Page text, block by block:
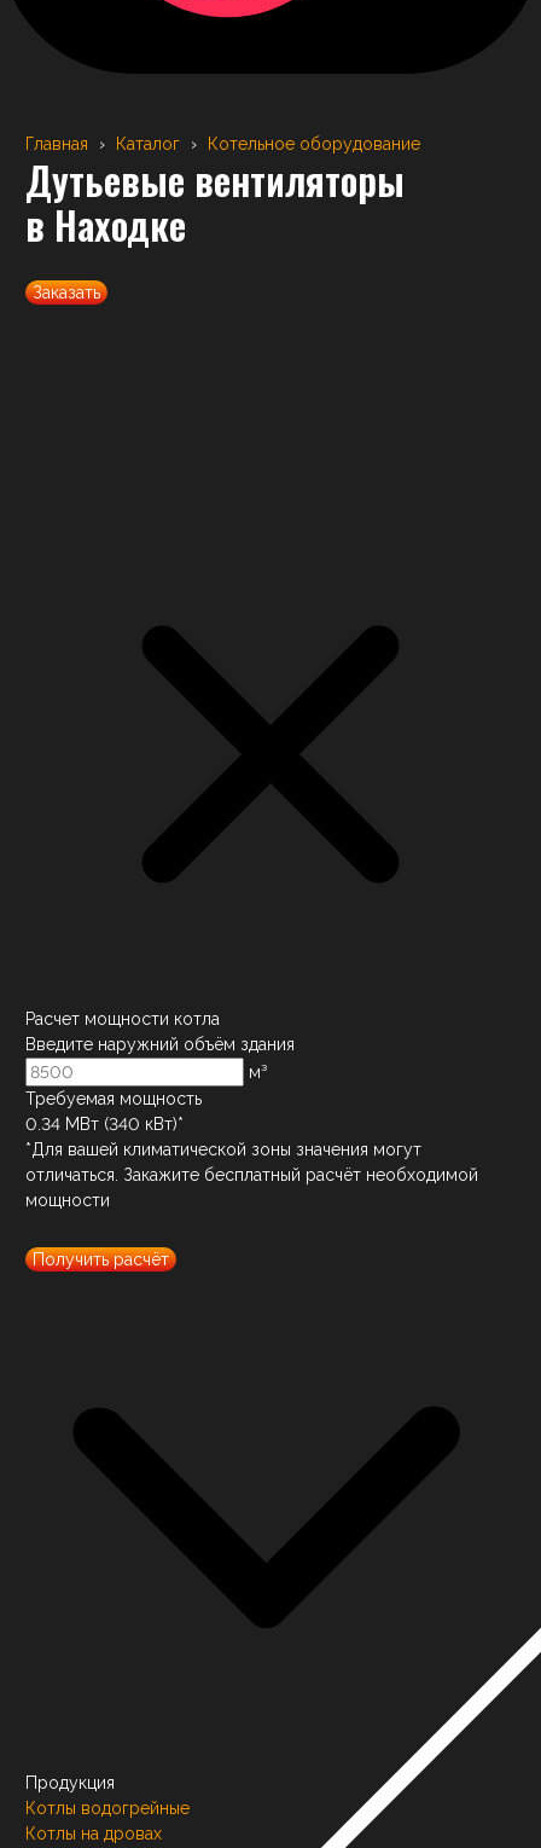
Главная › Каталог › Котельное оборудование
Дутьевые вентиляторы
в Находке
Заказать
Расчет мощности котла
Введите наружний объём здания
м³
Требуемая мощность
0.34 МВт (340 кВт)*
*Для вашей климатической зоны значения могут
отличаться. Закажите бесплатный расчёт необходимой
мощности
Получить расчёт
Продукция
Котлы водогрейные
Котлы на дровах